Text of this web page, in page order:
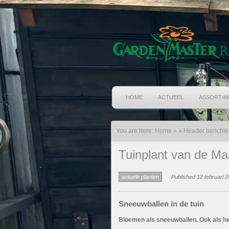
HOME ACTUEEL
You are here: Home » » Header
Tuinplant van de
actuele planten Published 12 februari
Sneeuwballen in de tuin
Bloemen als sneeuwballen. Ook als